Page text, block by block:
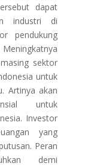
dapat
industri di
pendukung
sektor
untuk
Artinya akan
untuk
Investor
yang
Peran
demi